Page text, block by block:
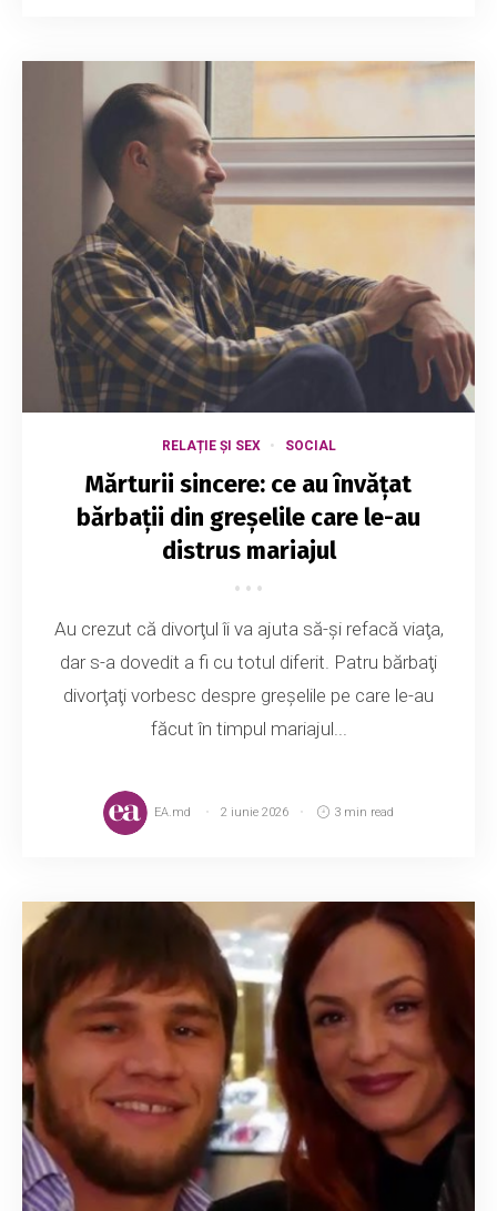
RELAȚIE ȘI SEX SOCIAL
Mărturii sincere: ce au învățat
bărbații din greșelile care le-au
distrus mariajul
Au crezut că divorţul îi va ajuta să-şi refacă viaţa,
dar s-a dovedit a fi cu totul diferit. Patru bărbaţi
divorţaţi vorbesc despre greşelile pe care le-au
făcut în timpul mariajul...
EA.md 2 iunie 2026 3 min read